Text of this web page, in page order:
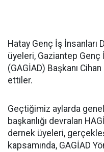
Hatay Genç İş İnsanları
üyeleri, Gaziantep Genç
(GAGİAD) Başkanı
ettiler.
Geçtiğimiz aylarda
başkanlığı devralan
dernek üyeleri,
kapsamında, GAGİAD